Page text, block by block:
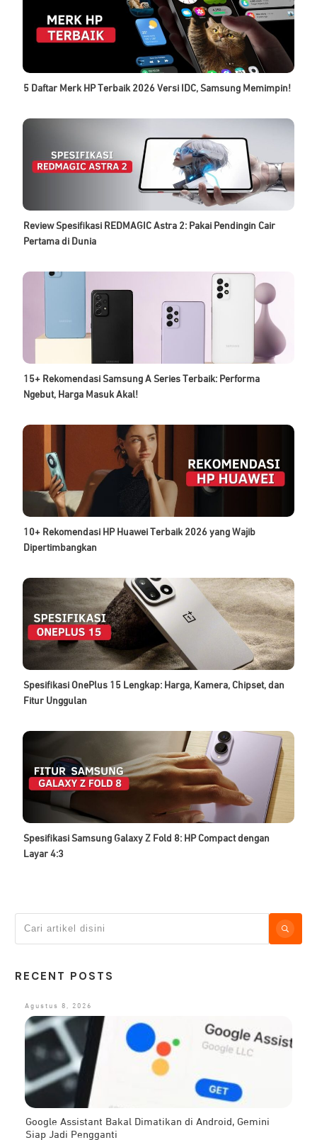
5 Daftar Merk HP Terbaik 2026 Versi IDC, Samsung Memimpin!
Review Spesifikasi REDMAGIC Astra 2: Pakai Pendingin Cair
Pertama di Dunia
15+ Rekomendasi Samsung A Series Terbaik: Performa
Ngebut, Harga Masuk Akal!
10+ Rekomendasi HP Huawei Terbaik 2026 yang Wajib
Dipertimbangkan
Spesifikasi OnePlus 15 Lengkap: Harga, Kamera, Chipset, dan
Fitur Unggulan
Spesifikasi Samsung Galaxy Z Fold 8: HP Compact dengan
Layar 4:3
RECENT POSTS
Agustus 8, 2026
Google Assistant Bakal Dimatikan di Android, Gemini
Siap Jadi Pengganti